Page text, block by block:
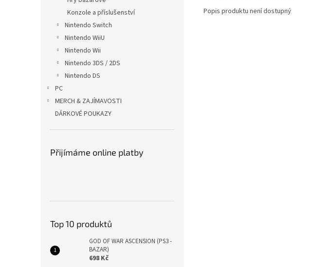
Konzole a příslušenství
Nintendo Switch
Nintendo WiiU
Nintendo Wii
Nintendo 3DS / 2DS
Nintendo DS
PC
MERCH & ZAJÍMAVOSTI
DÁRKOVÉ POUKAZY
Přijímáme online platby
Top 10 produktů
GOD OF WAR ASCENSION (PS3 -
BAZAR)
698 Kč
Popis produktu není dostupný